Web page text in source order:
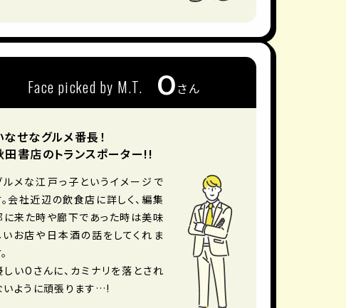
Face picked by M.T. Oさん
なせなグルメ番長！
田書店のトランスポーター!!
ルメな江戸っ子というイメージで
。会社近辺の飲食店に詳しく、編集
に来た時や廊下であった時は美味
いお店や日本酒の話をしてくれま
しいOさんに、カミナリを落とされ
いように頑張ります…!